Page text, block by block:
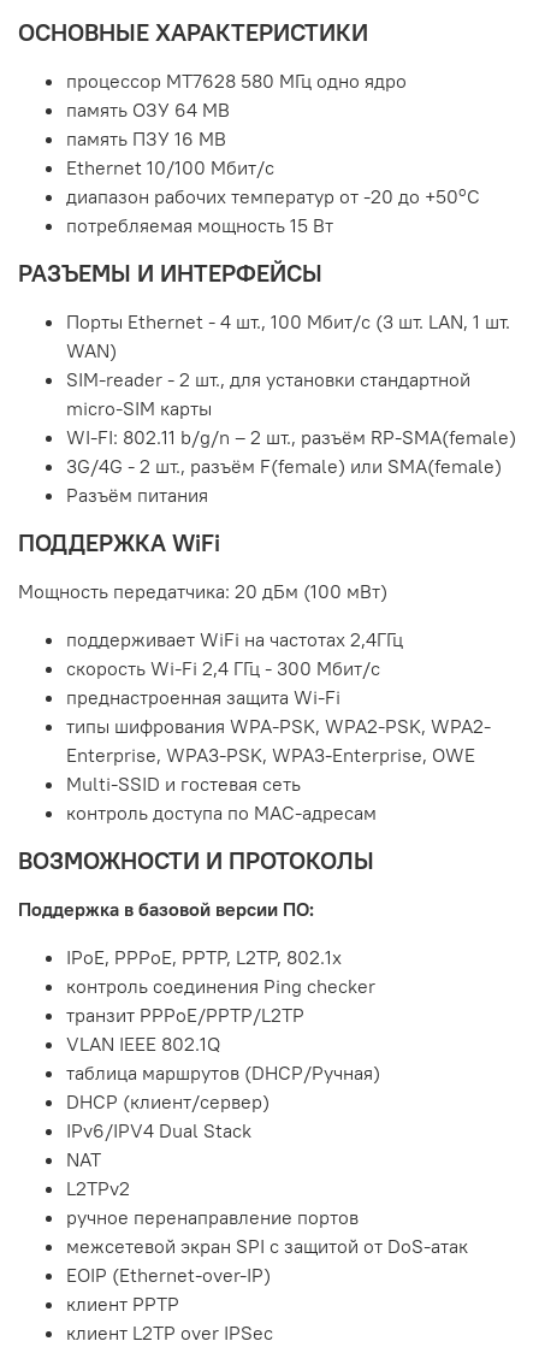
ОСНОВНЫЕ ХАРАКТЕРИСТИКИ
процессор MT7628 580 МГц одно ядро
память ОЗУ 64 MB
память ПЗУ 16 MB
Ethernet 10/100 Мбит/c
диапазон рабочих температур от -20 до +50оС
потребляемая мощность 15 Вт
РАЗЪЕМЫ И ИНТЕРФЕЙСЫ
Порты Ethernet - 4 шт., 100 Мбит/с (3 шт. LAN, 1 шт.
WAN)
SIM-reader - 2 шт., для установки стандартной
micro-SIM карты
WI-FI: 802.11 b/g/n – 2 шт., разъём RP-SMA(female)
3G/4G - 2 шт., разъём F(female) или SMA(female)
Разъём питания
ПОДДЕРЖКА WiFi
Мощность передатчика: 20 дБм (100 мВт)
поддерживает WiFi на частотах 2,4ГГц
скорость Wi-Fi 2,4 ГГц - 300 Мбит/с
преднастроенная защита Wi-Fi
типы шифрования WPA-PSK, WPA2-PSK, WPA2-
Enterprise, WPA3-PSK, WPA3-Enterprise, OWE
Multi-SSID и гостевая сеть
контроль доступа по MAC-адресам
ВОЗМОЖНОСТИ И ПРОТОКОЛЫ
Поддержка в базовой версии ПО:
IPoE, PPPoE, PPTP, L2TP, 802.1x
контроль соединения Ping checker
транзит PPPoE/PPTP/L2TP
VLAN IEEE 802.1Q
таблица маршрутов (DHCP/Ручная)
DHCP (клиент/сервер)
IPv6/IPV4 Dual Stack
NAT
L2TPv2
ручное перенаправление портов
межсетевой экран SPI с защитой от DoS-атак
EOIP (Ethernet-over-IP)
клиент PPTP
клиент L2TP over IPSec